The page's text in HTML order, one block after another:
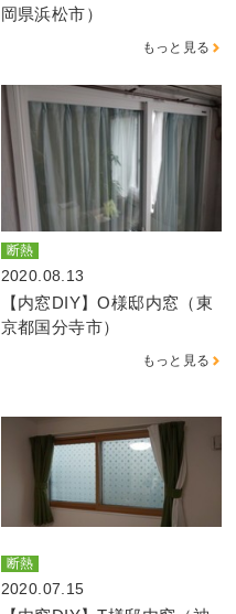
岡県浜松市）
もっと見る
断熱
2020.08.13
【内窓DIY】O様邸内窓（東
京都国分寺市）
もっと見る
断熱
2020.07.15